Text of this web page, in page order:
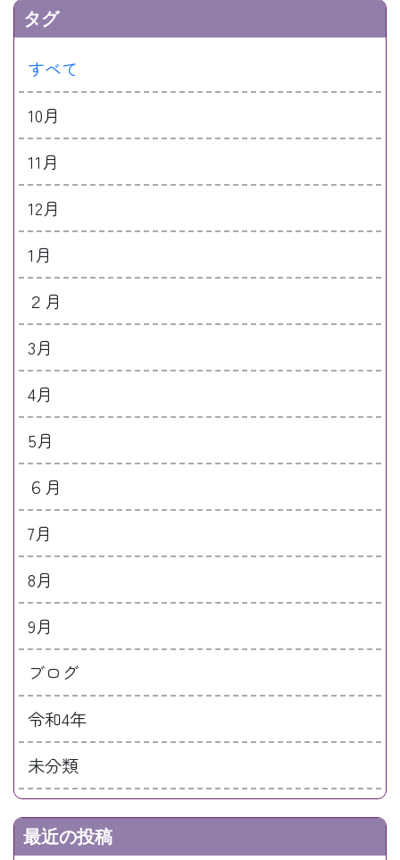
タグ
すべて
10月
11月
12月
1月
２月
3月
4月
5月
６月
7月
8月
9月
ブログ
令和4年
未分類
最近の投稿